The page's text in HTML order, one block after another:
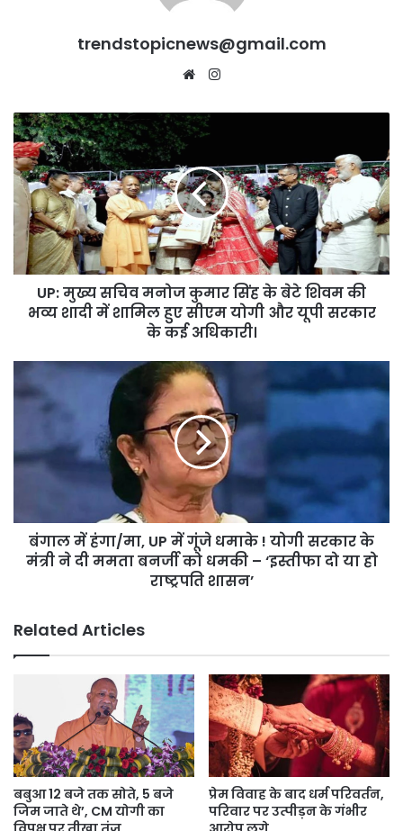
trendstopicnews@gmail.com
Website
UP:
मुख्य
सचिव
मनोज
कुमार
सिंह
के
बेटे
शिवम
शामिल
हुए
सीएम
यूपी
अधिकारी।
UP: मुख्य सचिव मनोज कुमार सिंह के बेटे शिवम की
भव्य शादी में शामिल हुए सीएम योगी और यूपी सरकार
के कई अधिकारी।
बंगाल
में
में
!
योगी
सरकार
दी
ममता
धमकी
–
‘इस्तीफा
दो
हो
राष्ट्रपति
बंगाल में हंगा/मा, UP में गूंजे धमाके ! योगी सरकार के
मंत्री ने दी ममता बनर्जी को धमकी – ‘इस्तीफा दो या हो
राष्ट्रपति शासन’
Related Articles
बबुआ 12 बजे तक सोते, 5 बजे
जिम जाते थे’, CM योगी का
प्रेम विवाह के बाद धर्म परिवर्तन,
परिवार पर उत्पीड़न के गंभीर